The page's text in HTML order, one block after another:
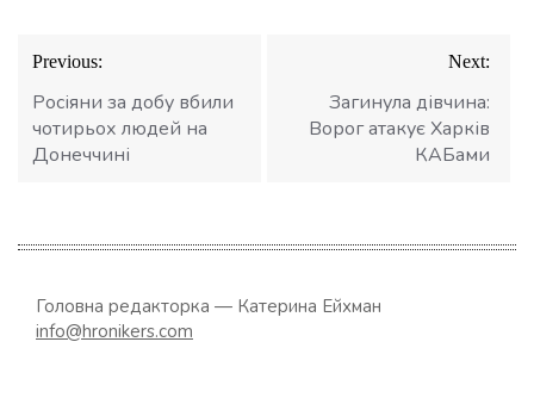
Навігація
записів
Previous:
Росіяни за добу вбили
чотирьох людей на
Донеччині
Next:
Загинула дівчина:
Ворог атакує Харків
КАБами
Головна редакторка — Катерина Ейхман
info@hronikers.com